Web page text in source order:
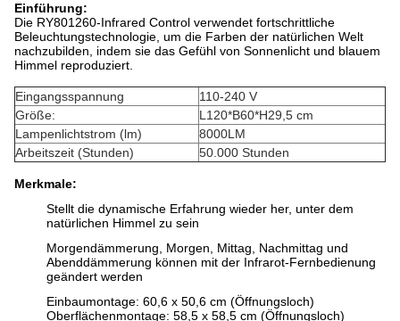
Einführung:
Die RY801260-Infrared Control verwendet fortschrittliche
Beleuchtungstechnologie, um die Farben der natürlichen Welt
nachzubilden, indem sie das Gefühl von Sonnenlicht und blauem
Himmel reproduziert.
Eingangsspannung
110-240 V
Größe:
L120*B60*H29,5 cm
Lampenlichtstrom (lm)
8000LM
Arbeitszeit (Stunden)
50.000 Stunden
Merkmale:
Stellt die dynamische Erfahrung wieder her, unter dem
natürlichen Himmel zu sein
Morgendämmerung, Morgen, Mittag, Nachmittag und
Abenddämmerung können mit der Infrarot-Fernbedienung
geändert werden
Einbaumontage: 60,6 x 50,6 cm (Öffnungsloch)
Oberflächenmontage: 58,5 x 58,5 cm (Öffnungsloch)